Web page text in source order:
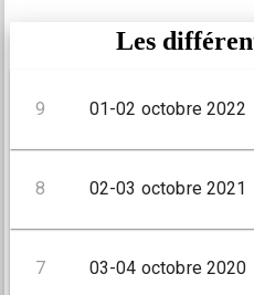
Les
9 01-02 octobre 2022
8 02-03 octobre 2021
7 03-04 octobre 2020